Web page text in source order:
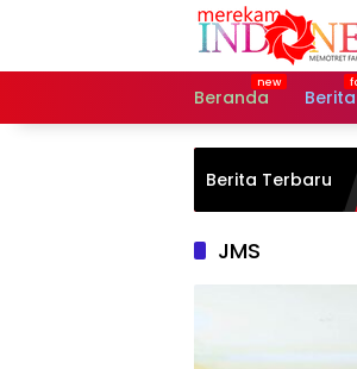
Beranda Berita
Berita Terbaru
JMS